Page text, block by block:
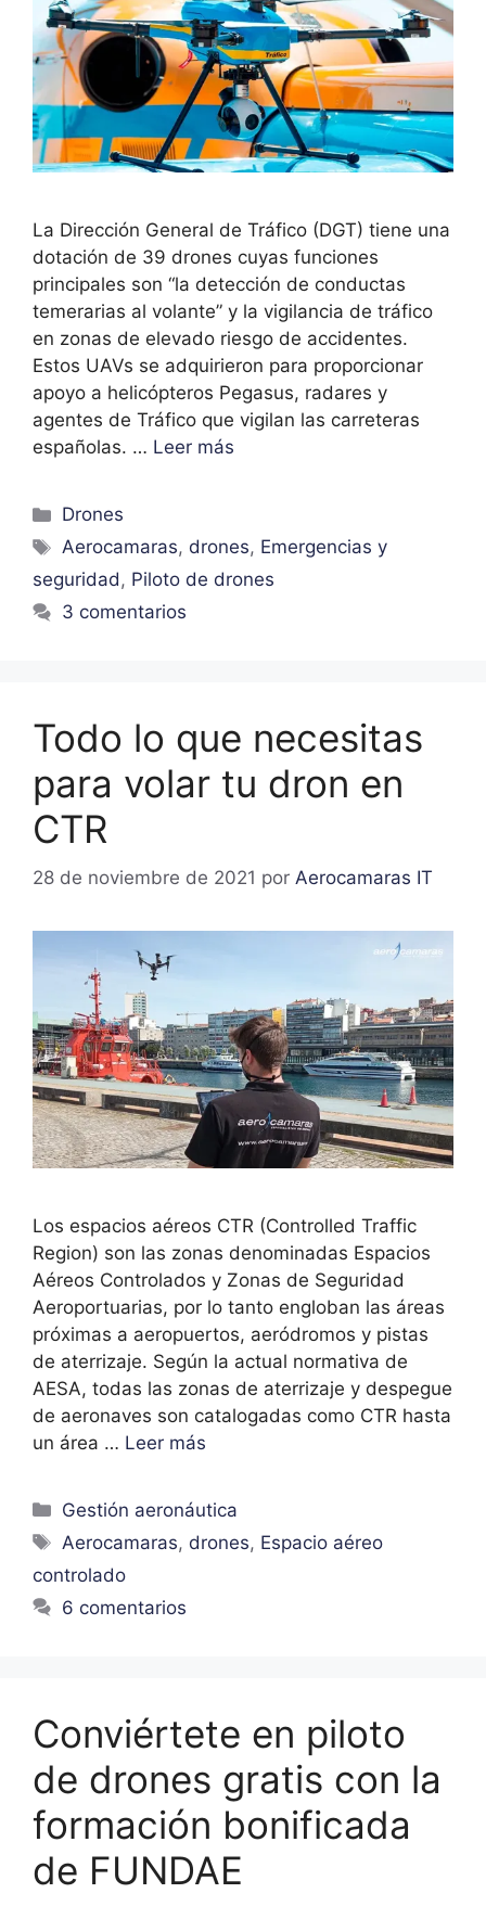
La Dirección General de Tráfico (DGT) tiene una
dotación de 39 drones cuyas funciones
principales son “la detección de conductas
temerarias al volante” y la vigilancia de tráfico
en zonas de elevado riesgo de accidentes.
Estos UAVs se adquirieron para proporcionar
apoyo a helicópteros Pegasus, radares y
agentes de Tráfico que vigilan las carreteras
españolas. … Leer más
Drones
Aerocamaras, drones, Emergencias y
seguridad, Piloto de drones
3 comentarios
Todo lo que necesitas
para volar tu dron en
CTR
28 de noviembre de 2021 por Aerocamaras IT
Los espacios aéreos CTR (Controlled Traffic
Region) son las zonas denominadas Espacios
Aéreos Controlados y Zonas de Seguridad
Aeroportuarias, por lo tanto engloban las áreas
próximas a aeropuertos, aeródromos y pistas
de aterrizaje. Según la actual normativa de
AESA, todas las zonas de aterrizaje y despegue
de aeronaves son catalogadas como CTR hasta
un área … Leer más
Gestión aeronáutica
Aerocamaras, drones, Espacio aéreo
controlado
6 comentarios
Conviértete en piloto
de drones gratis con la
formación bonificada
de FUNDAE